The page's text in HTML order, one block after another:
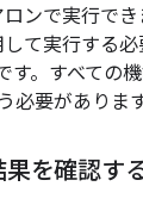
ンで実行で
て実行する必
す。すべての
必要があります
を確認す